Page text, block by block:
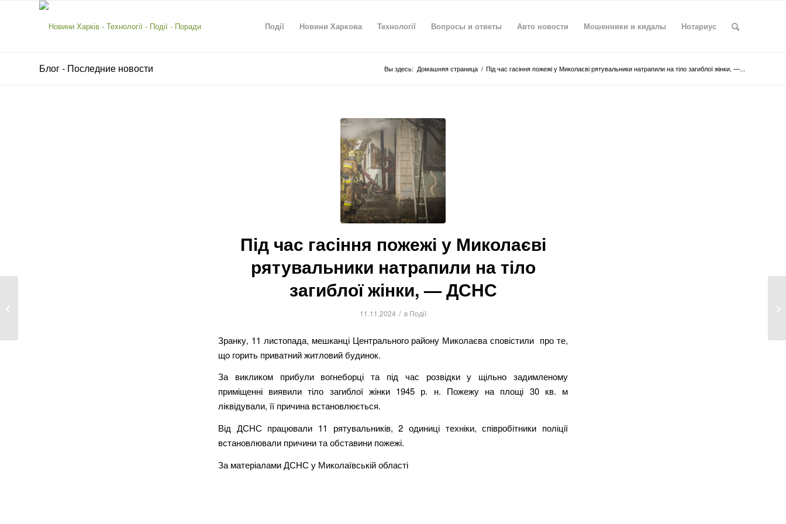
Події Новини Харкова Технології Вопросы и ответы Авто новости Мошенники и кидалы Нотариус
Блог - Последние новости Вы здесь: Домашняя страница / Під час гасіння пожежі у Миколаєві рятувальники натрапили на тіло загиблої жінки, —...
Під час гасіння пожежі у Миколаєві
рятувальники натрапили на тіло
загиблої жінки, — ДСНС
11.11.2024 / в Події
Зранку, 11 листопада, мешканці Центрального району Миколаєва сповістили про те,
що горить приватний житловий будинок.
За викликом прибули вогнеборці та під час розвідки у щільно задимленому
приміщенні виявили тіло загиблої жінки 1945 р. н. Пожежу на площі 30 кв. м
ліквідували, її причина встановлюється.
Від ДСНС працювали 11 рятувальників, 2 одиниці техніки, співробітники поліції
встановлювали причини та обставини пожежі.
За матеріалами ДСНС у Миколаївській області